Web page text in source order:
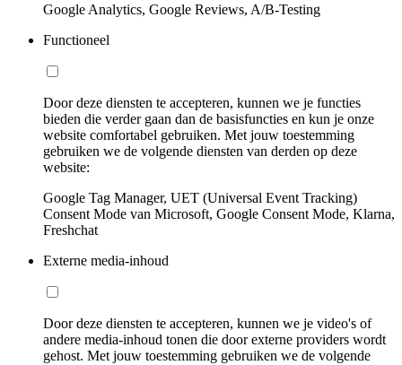
Google Analytics, Google Reviews, A/B-Testing
Functioneel
Door deze diensten te accepteren, kunnen we je functies
bieden die verder gaan dan de basisfuncties en kun je onze
website comfortabel gebruiken. Met jouw toestemming
gebruiken we de volgende diensten van derden op deze
website:
Google Tag Manager, UET (Universal Event Tracking)
Consent Mode van Microsoft, Google Consent Mode, Klarna,
Freshchat
Externe media-inhoud
Door deze diensten te accepteren, kunnen we je video's of
andere media-inhoud tonen die door externe providers wordt
gehost. Met jouw toestemming gebruiken we de volgende